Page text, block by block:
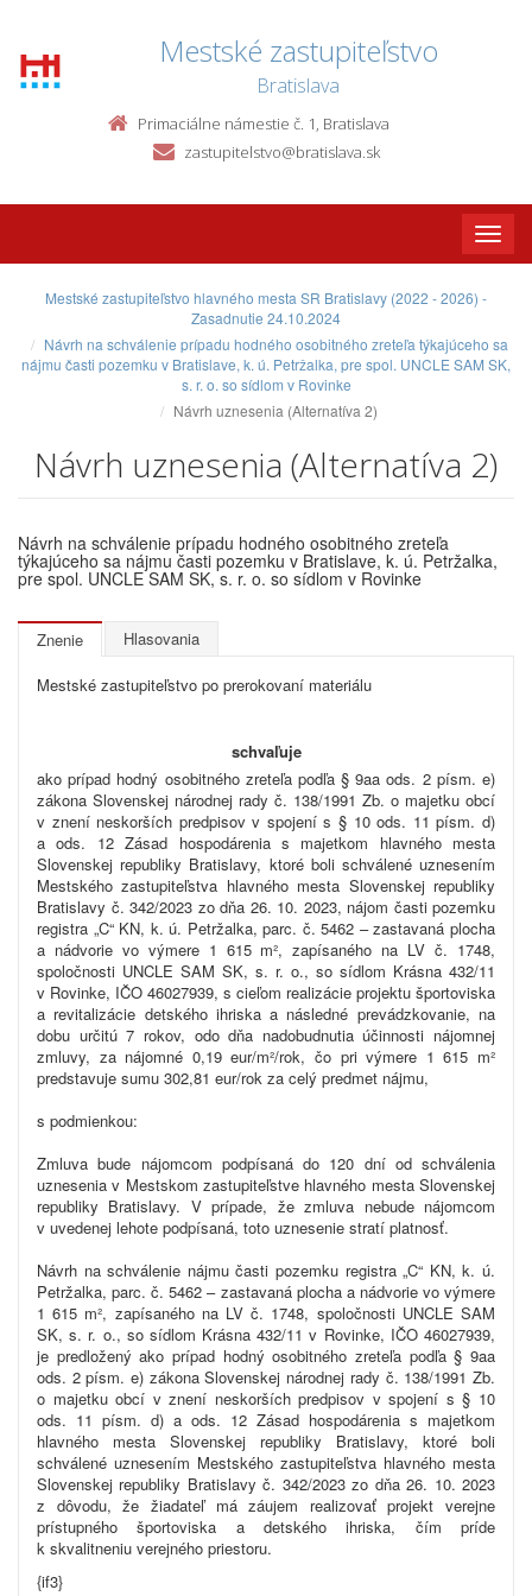
Mestské zastupiteľstvo
Bratislava
Primaciálne námestie č. 1, Bratislava
zastupitelstvo@bratislava.sk
Toggle
Mestské zastupiteľstvo hlavného mesta SR Bratislavy (2022 - 2026) -
Zasadnutie 24.10.2024
Návrh na schválenie prípadu hodného osobitného zreteľa týkajúceho sa
nájmu časti pozemku v Bratislave, k. ú. Petržalka, pre spol. UNCLE SAM SK,
s. r. o. so sídlom v Rovinke
Návrh uznesenia (Alternatíva 2)
Návrh uznesenia (Alternatíva 2)
Návrh na schválenie prípadu hodného osobitného zreteľa
týkajúceho sa nájmu časti pozemku v Bratislave, k. ú. Petržalka,
pre spol. UNCLE SAM SK, s. r. o. so sídlom v Rovinke
Znenie Hlasovania
Mestské zastupiteľstvo po prerokovaní materiálu
schvaľuje
ako prípad hodný osobitného zreteľa podľa § 9aa ods. 2 písm. e)
zákona Slovenskej národnej rady č. 138/1991 Zb. o majetku obcí
v znení neskorších predpisov v spojení s § 10 ods. 11 písm. d)
a ods. 12 Zásad hospodárenia s majetkom hlavného mesta
Slovenskej republiky Bratislavy, ktoré boli schválené uznesením
Mestského zastupiteľstva hlavného mesta Slovenskej republiky
Bratislavy č. 342/2023 zo dňa 26. 10. 2023, nájom časti pozemku
registra „C“ KN, k. ú. Petržalka, parc. č. 5462 – zastavaná plocha
a nádvorie vo výmere 1 615 m², zapísaného na LV č. 1748,
spoločnosti UNCLE SAM SK, s. r. o., so sídlom Krásna 432/11
v Rovinke, IČO 46027939, s cieľom realizácie projektu športoviska
a revitalizácie detského ihriska a následné prevádzkovanie, na
dobu určitú 7 rokov, odo dňa nadobudnutia účinnosti nájomnej
zmluvy, za nájomné 0,19 eur/m²/rok, čo pri výmere 1 615 m²
predstavuje sumu 302,81 eur/rok za celý predmet nájmu,
s podmienkou:
Zmluva bude nájomcom podpísaná do 120 dní od schválenia
uznesenia v Mestskom zastupiteľstve hlavného mesta Slovenskej
republiky Bratislavy. V prípade, že zmluva nebude nájomcom
v uvedenej lehote podpísaná, toto uznesenie stratí platnosť.
Návrh na schválenie nájmu časti pozemku registra „C“ KN, k. ú.
Petržalka, parc. č. 5462 – zastavaná plocha a nádvorie vo výmere
1 615 m², zapísaného na LV č. 1748, spoločnosti UNCLE SAM
SK, s. r. o., so sídlom Krásna 432/11 v Rovinke, IČO 46027939,
je predložený ako prípad hodný osobitného zreteľa podľa § 9aa
ods. 2 písm. e) zákona Slovenskej národnej rady č. 138/1991 Zb.
o majetku obcí v znení neskorších predpisov v spojení s § 10
ods. 11 písm. d) a ods. 12 Zásad hospodárenia s majetkom
hlavného mesta Slovenskej republiky Bratislavy, ktoré boli
schválené uznesením Mestského zastupiteľstva hlavného mesta
Slovenskej republiky Bratislavy č. 342/2023 zo dňa 26. 10. 2023
z dôvodu, že žiadateľ má záujem realizovať projekt verejne
prístupného športoviska a detského ihriska, čím príde
k skvalitneniu verejného priestoru.
{if3}